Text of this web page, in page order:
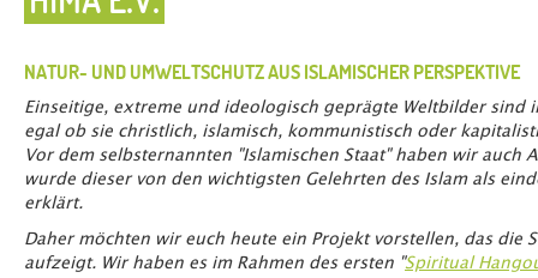
NATUR- UND UMWELTSCHUTZ AUS ISLAMISCHER PERSPEKTIVE
Einseitige, extreme und ideologisch geprägte Weltbilder sind
egal ob sie christlich, islamisch, kommunistisch oder
Vor dem selbsternannten "Islamischen Staat" haben wir auch
wurde dieser von den wichtigsten Gelehrten des Islam als
erklärt.
Daher möchten wir euch heute ein Projekt vorstellen, das die
aufzeigt. Wir haben es im Rahmen des ersten "Spiritual